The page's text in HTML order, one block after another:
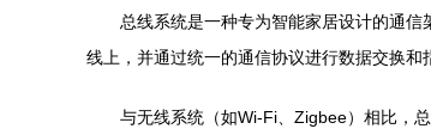
总线系统是一种专为智能家居设计的通
线上，并通过统一的通信协议进行数据交换和
与无线系统（如Wi-Fi、Zigbee）相比，